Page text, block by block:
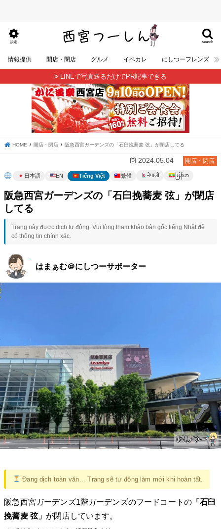
search
設定
情報提供 開店・閉店 グルメ イベカレ にしつーフレンズ
LINEで写真送るだけでPR記事できる
HOME 開店・閉店 阪急西宮ガーデンズの「石臼挽蕎麦 弦」が閉店してる
開店・閉店
2024.05.04
日本語 EN Tiếng Việt 繁體 नेपाली မြန်မာ
阪急西宮ガーデンズの「石臼挽蕎麦 弦」が閉店
してる
Trang này được dịch tự động. Vui lòng tham khảo bản gốc tiếng Nhật để
có thông tin chính xác.
はまぁむ＠にしつーサポーター
Đang dịch toàn văn… Trang sẽ tự động làm mới khi hoàn tất.
阪急西宮ガーデンズ1階ガーデンズのフードコートの 「石臼
挽蕎麦 弦」 が閉店しています。